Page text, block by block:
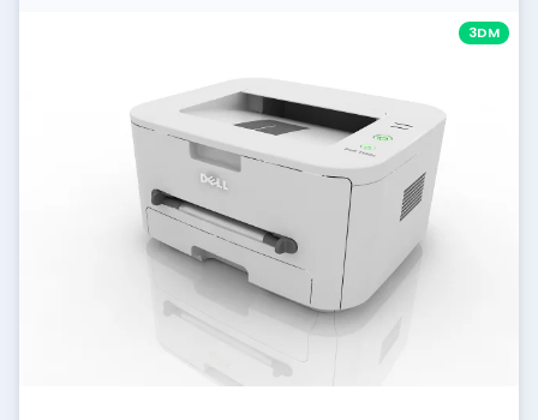
3DM